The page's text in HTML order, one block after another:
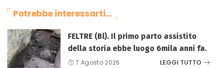
Potrebbe interessarti…
FELTRE (Bl). Il primo parto assistito
della storia ebbe luogo 6mila anni fa.
7 Agosto 2026 LEGGI TUTTO